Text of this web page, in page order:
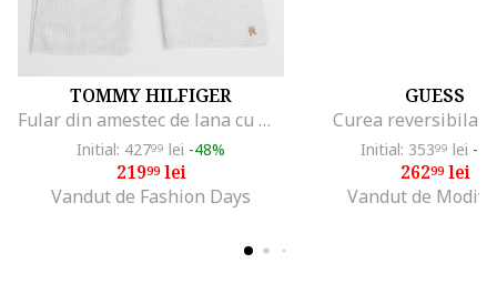
TOMMY HILFIGER
Fular din amestec de lana cu model torsade, Gri deschis
Initial: 42799 lei -48%
21999lei
Vandut de Fashion Days
GUESS
Curea reversibila
Initial: 35399 lei -
26299lei
Vandut de